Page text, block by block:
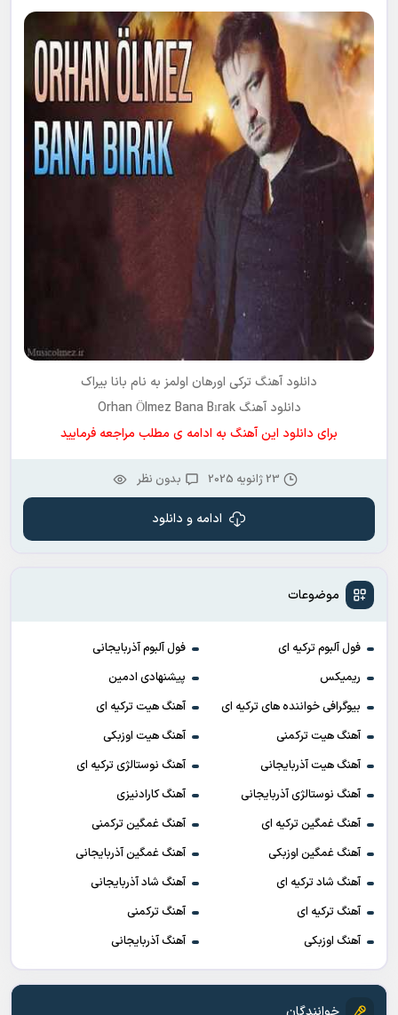
موضوعات
فول آلبوم ترکیه ای
فول آلبوم آذربایجانی
ریمیکس
پیشنهادی ادمین
بیوگرافی خواننده های ترکیه ای
آهنگ هیت ترکیه ای
آهنگ هیت ترکمنی
آهنگ هیت اوزبکی
آهنگ هیت آذربایجانی
آهنگ نوستالژی ترکیه ای
آهنگ نوستالژی آذربایجانی
آهنگ کارادنیزی
آهنگ غمگین ترکیه ای
آهنگ غمگین ترکمنی
آهنگ غمگین اوزبکی
آهنگ غمگین آذربایجانی
آهنگ شاد ترکیه ای
آهنگ شاد آذربایجانی
آهنگ ترکیه ای
آهنگ ترکمنی
آهنگ اوزبکی
آهنگ آذربایجانی
دانلود آهنگ ترکی اورهان اولمز به نام بانا بیراک
دانلود آهنگ Orhan Ölmez Bana Bırak
برای دانلود این آهنگ به ادامه ی مطلب مراجعه فرمایید
23 ژانویه 2025 بدون نظر
ادامه و دانلود